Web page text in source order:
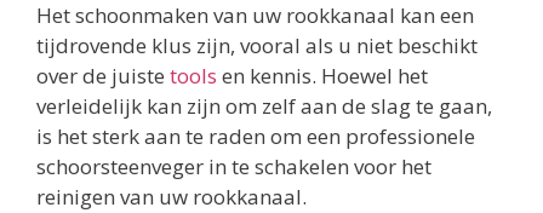
Het schoonmaken van uw rookkanaal kan een
tijdrovende klus zijn, vooral als u niet beschikt
over de juiste tools en kennis. Hoewel het
verleidelijk kan zijn om zelf aan de slag te gaan,
is het sterk aan te raden om een professionele
schoorsteenveger in te schakelen voor het
reinigen van uw rookkanaal.